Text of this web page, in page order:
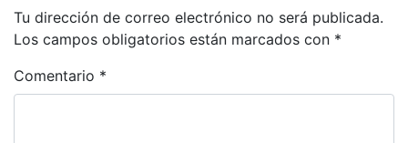
Tu dirección de correo electrónico no será publicada.
Los campos obligatorios están marcados con *
Comentario *